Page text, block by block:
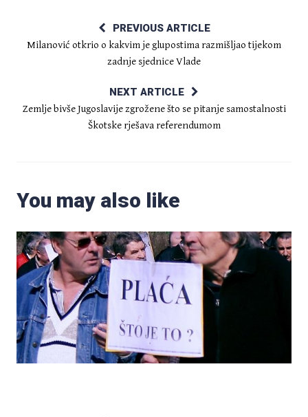
PREVIOUS ARTICLE
Milanović otkrio o kakvim je glupostima razmišljao tijekom
zadnje sjednice Vlade
NEXT ARTICLE
Zemlje bivše Jugoslavije zgrožene što se pitanje samostalnosti
Škotske rješava referendumom
You may also like